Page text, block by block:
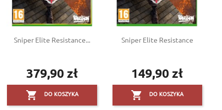
Sniper Elite Resistance...
Cena
379,90 zł
 DO KOSZYKA
Sniper Elite Resistance
Cena
149,90 zł
 DO KOSZYKA